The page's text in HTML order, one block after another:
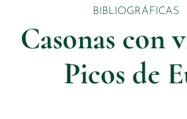
BIBLIOGRÁFICAS
Casonas con
Picos de